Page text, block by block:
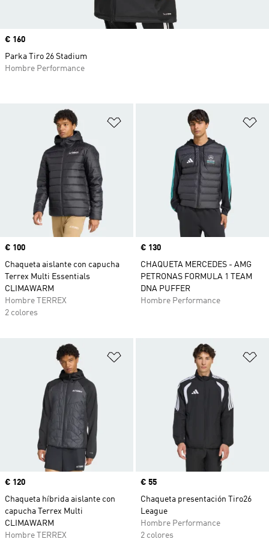
Añadir a la lista de deseos
Precio
€ 100
Chaqueta aislante con capucha
Terrex Multi Essentials
CLIMAWARM
Hombre TERREX
2 colores
Precio
€ 130
CHAQUETA MERCEDES - AMG
PETRONAS FORMULA 1 TEAM
DNA PUFFER
Hombre Performance
Añadir a la lista de deseos
Precio
€ 120
Chaqueta híbrida aislante con
capucha Terrex Multi
CLIMAWARM
Hombre TERREX
Precio
€ 55
Chaqueta presentación Tiro26
League
Hombre Performance
2 colores
Precio
€ 160
Parka Tiro 26 Stadium
Hombre Performance